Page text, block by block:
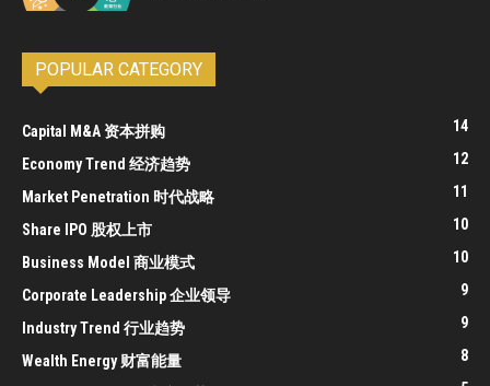
POPULAR CATEGORY
Capital M&A 资本拼购 14
Economy Trend 经济趋势 12
Market Penetration 时代战略 11
Share IPO 股权上市 10
Business Model 商业模式 10
Corporate Leadership 企业领导 9
Industry Trend 行业趋势 9
Wealth Energy 财富能量 8